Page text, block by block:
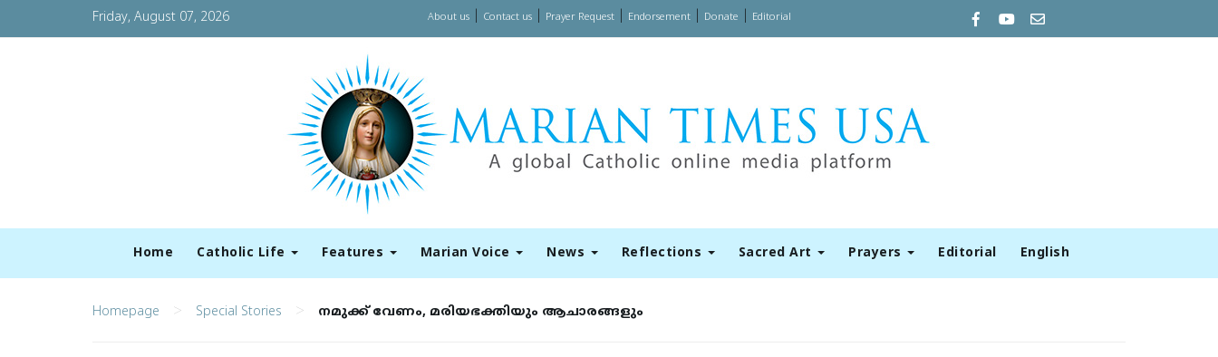
Friday, August 07, 2026 About us| Contact us| Prayer Request| Endorsement| Donate Editorial
Home Catholic Life Features Marian Voice News Reflections Sacred Art Prayers Editorial English
Homepage > Special Stories > നമുക്ക് വേണം, മരിയഭക്തിയും ആചാരങ്ങളും